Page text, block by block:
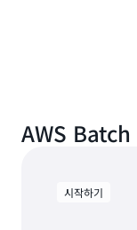
AWS Batch
시작하기